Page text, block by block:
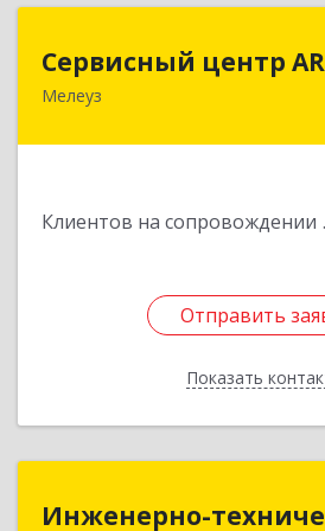
Сервисный центр
Мелеуз
Клиентов на сопровождении
Отправить
Показать
Отправить
Назад
Инженерно-
Инженерно-